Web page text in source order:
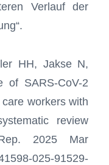
Verlauf der
HH, Jakse N,
of SARS-CoV-2
workers with
review
2025 Mar
025-91529-